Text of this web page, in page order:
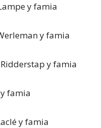
y famia
y famia
y famia
famia
y famia